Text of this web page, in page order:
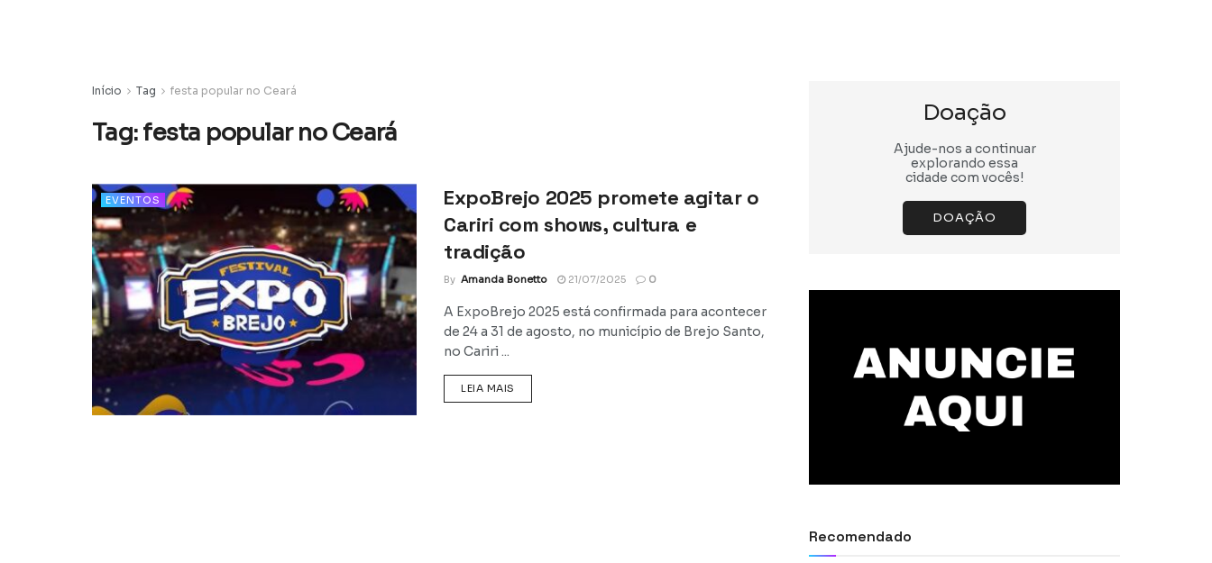
Início Tag festa popular no Ceará
Tag:festa popular no Ceará
EVENTOS
ExpoBrejo 2025 promete agitar o
Cariri com shows, cultura e
tradição
By Amanda Bonetto 21/07/2025 0
A ExpoBrejo 2025 está confirmada para acontecer
de 24 a 31 de agosto, no município de Brejo Santo,
no Cariri ...
LEIA MAIS
Doação
Ajude-nos a continuar
explorando essa
cidade com vocês!
DOAÇÃO
Recomendado